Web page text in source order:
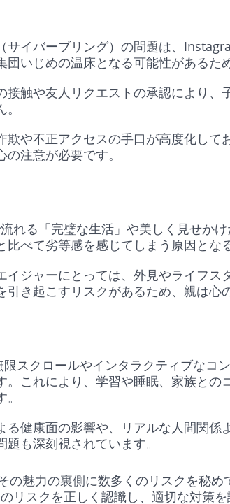
サイバーブリング）の問題は、
団いじめの温床となる可能性があるた
接触や友人リクエストの承認により、
。
欺や不正アクセスの手口が高度化して
注意が必要です。
れる「完璧な生活」や美しく見せか
比べて劣等感を感じてしまう原因とな
イジャーにとっては、外見やライフ
引き起こすリスクがあるため、親は心
スクロールやインタラクティブなコ
。これにより、学習や睡眠、家族と
。
る健康面の影響や、リアルな人間関係
題も深刻視されています。
の魅力の裏側に数多くのリスクを秘
リスクを正しく認識し、適切な対策